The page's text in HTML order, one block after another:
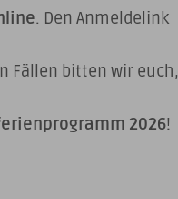
. Den Anmeldelink
Fällen bitten wir euch,
2026!